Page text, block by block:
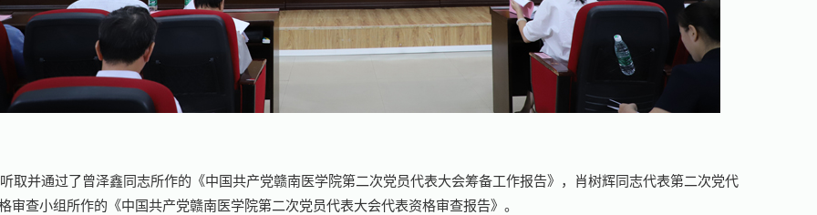
取并通过了曾泽鑫同志所作的《中国共产党赣南医学院第二次党员代表大会筹备工作报告》，肖树辉同志代表第二次党代
审查小组所作的《中国共产党赣南医学院第二次党员代表大会代表资格审查报告》。